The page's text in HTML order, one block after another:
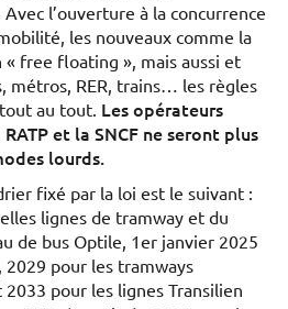
l’ouverture à la concurrence
les nouveaux comme la
« free floating », mais aussi et
métros, RER, trains… les règles
au tout. Les opérateurs
et la SNCF ne seront plus
lourds.
fixé par la loi est le suivant :
lignes de tramway et du
de bus Optile, 1er janvier 2025
2029 pour les tramways
pour les lignes Transilien